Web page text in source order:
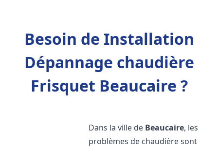
Besoin de Installation
Dépannage chaudière
Frisquet Beaucaire ?
Dans la ville de Beaucaire, les
problèmes de chaudière sont